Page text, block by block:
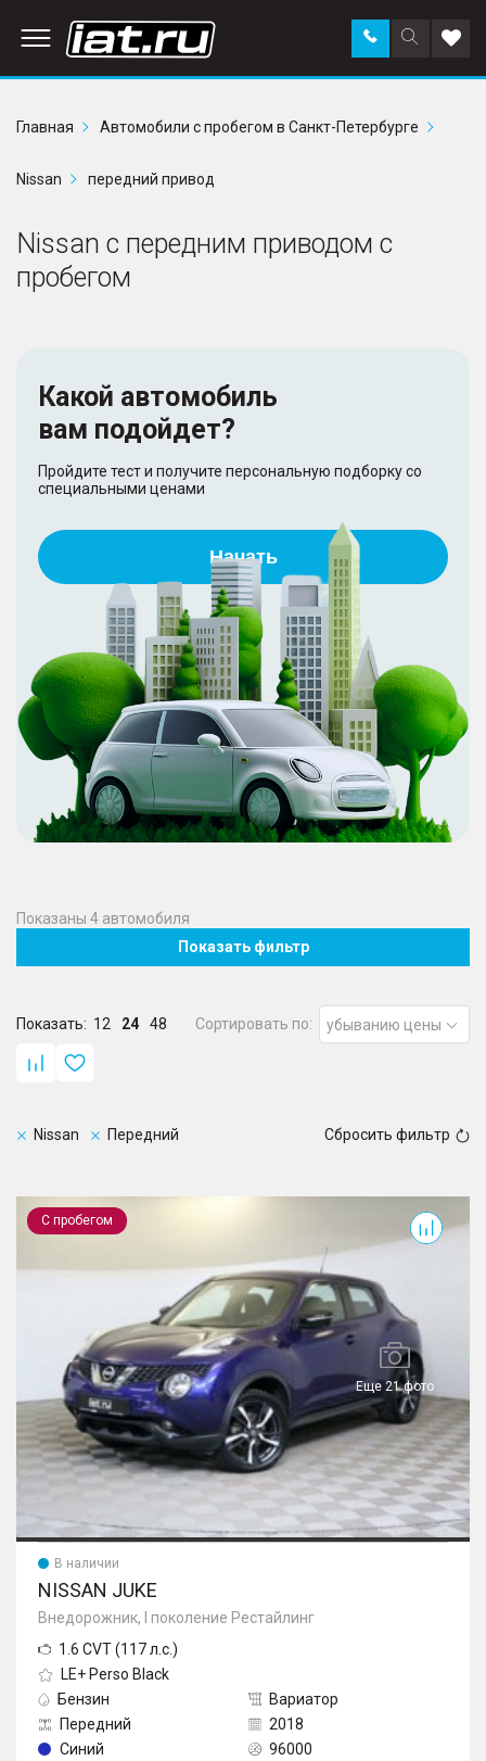
Поиск
по
Заказать
звонок в
Главная
Автомобили с пробегом в Санкт-Петербурге
Nissan передний привод
Nissan с передним приводом с
пробегом
Какой автомобиль
вам подойдет?
Пройдите тест и получите персональную подборку со
специальными ценами
Начать
Показаны 4 автомобиля
Показать фильтр
Показать: 12 24 48 Сортировать по: убыванию цены
Nissan Передний Сбросить фильтр
С пробегом
Еще 21 фото
Juke
В наличии
NISSAN JUKE
Внедорожник, I поколение Рестайлинг
1.6 CVT (117 л.с.)
LE+ Perso Black
Бензин
Вариатор
Передний
2018
Синий
96000